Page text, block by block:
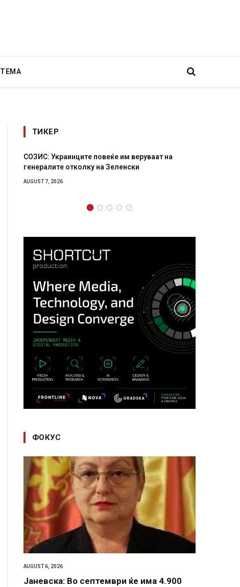
ТЕМА
ТИКЕР
СОЗИС: Украинците повеќе им веруваат на
генералите отколку на Зеленски
AUGUST 7, 2026
ФОКУС
AUGUST 6, 2026
Јаневска: Во септември ќе има 4.900